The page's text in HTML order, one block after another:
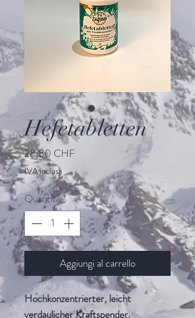
Hefetabletten
28,80 CHF
IVA inclusa
Quantità*
Aggiungi al carrello
Hochkonzentrierter, leicht
verdaulicher Kraftspender.